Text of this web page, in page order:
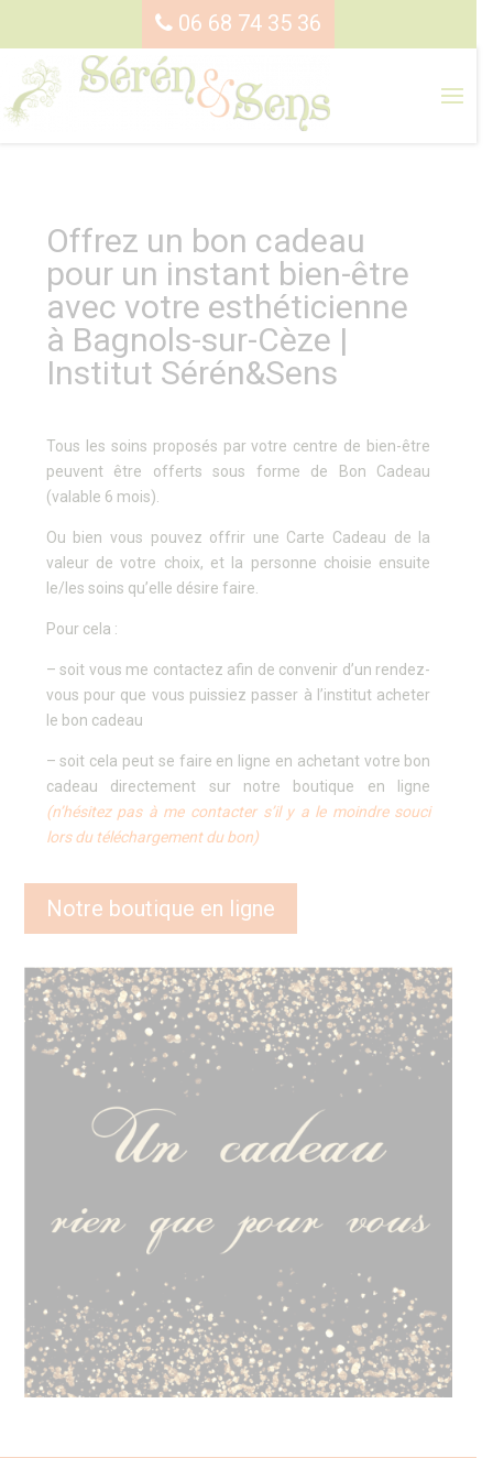
06 68 74 35 36
Offrez un bon cadeau
pour un instant bien-être
avec votre esthéticienne
à Bagnols-sur-Cèze |
Institut Sérén&Sens
Tous les soins proposés par votre centre de bien-être
peuvent être offerts sous forme de Bon Cadeau
(valable 6 mois).
Ou bien vous pouvez offrir une Carte Cadeau de la
valeur de votre choix, et la personne choisie ensuite
le/les soins qu’elle désire faire.
Pour cela :
– soit vous me contactez afin de convenir d’un rendez-
vous pour que vous puissiez passer à l’institut acheter
le bon cadeau
– soit cela peut se faire en ligne en achetant votre bon
cadeau directement sur notre boutique en ligne
(n’hésitez pas à me contacter s’il y a le moindre souci
lors du téléchargement du bon)
Notre boutique en ligne